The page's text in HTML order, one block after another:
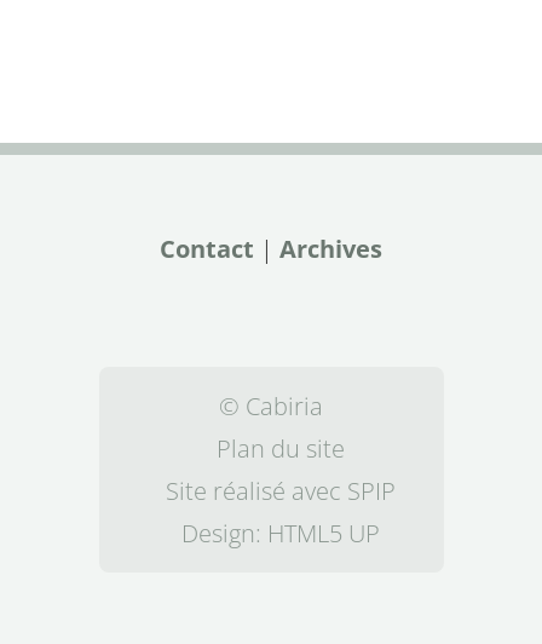
Contact | Archives
© Cabiria
Plan du site
Site réalisé avec SPIP
Design: HTML5 UP